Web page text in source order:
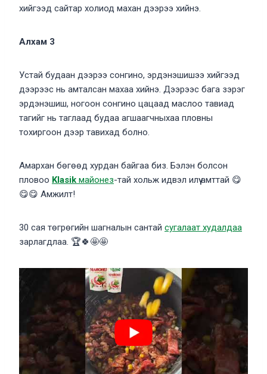
хийгээд сайтар холиод махан дээрээ хийнэ.
Алхам 3
Устай будаан дээрээ сонгино, эрдэнэшишээ хийгээд
дээрээс нь амталсан махаа хийнэ. Дээрээс бага зэрэг
эрдэнэшиш, ногоон сонгино цацаад маслоо тавиад
тагийг нь таглаад будаа агшаагчныхаа пловны
тохиргоон дээр тавихад болно.
Амархан бөгөөд хурдан байгаа биз. Бэлэн болсон
пловоо Klasik майонез-тай хольж идвэл илүү амттай 😋
😋😋 Амжилт!
30 сая төгрөгийн шагналын сантай сугалаат худалдаа
зарлагдлаа. 🏆🍀🤩🤩